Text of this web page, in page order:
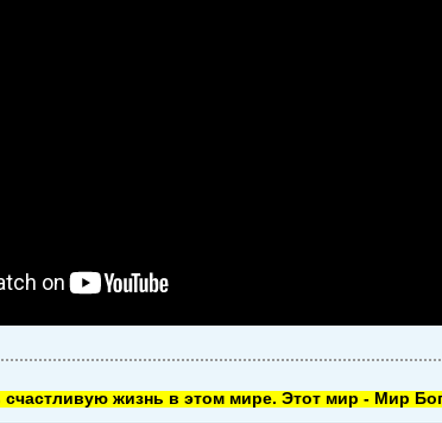
счастливую жизнь в этом мире. Этот мир - Мир